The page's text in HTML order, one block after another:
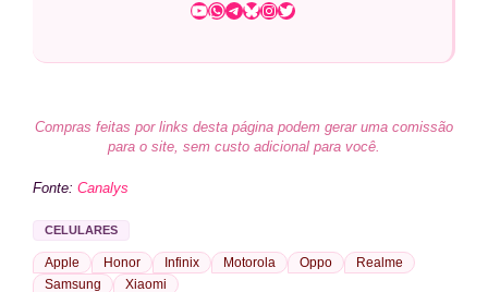
Youtube WhatsApp TelegramBluesky InstagramTwitter
Compras feitas por links desta página podem gerar uma comissão
para o site, sem custo adicional para você.
Fonte: Canalys
CELULARES
Apple Honor Infinix Motorola Oppo
Realme
Samsung
Xiaomi